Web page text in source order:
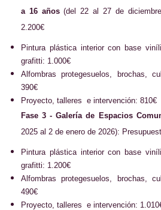
a 16 años(del 22 al 27 de
2.200€
Pintura plástica interior con base
grafitti: 1.000€
Alfombras protegesuelos, brochas,
390€
Proyecto, talleres e intervención: 810€
Fase 3 - Galería de Espacios
2025 al 2 de enero de 2026):
Pintura plástica interior con base
grafitti: 1.200€
Alfombras protegesuelos, brochas,
490€
Proyecto, talleres e intervención: